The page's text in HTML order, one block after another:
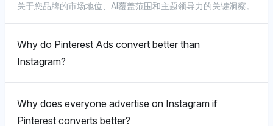
Grok同等突出Shopify和WooCommerce，各自的可见
性份额为3.4%，表明两者在电子商务转化中都是重要
的，因为它们拥有丰富的功能环境。中性音调反映出无偏
生活方式内容的吸引力。其积极的情感强调了这些平台促
Grok倾向于Instagram（Meta）和Pinterest，均为2.9%
于其可扩展的定价和强大的电子商务功能。
效益通过可及的电子商务工具，而WordPress被视为适
用于基本网站需求的经济实惠选择。
ChatGPT稍微偏向Shopify，认为其可见性份额为6%，
可能由于其强大的电子商务工具用于产品发现，但
Instagram（Meta）和Pinterest（均为5.7%）作为视觉
度，强调它们的发现能力。
关于您品牌的市场地位、AI覆盖范围和主题领导力的关键洞察。
Why do Pinterest Ads convert better than
Instagram?
Why does everyone advertise on Instagram if
Pinterest converts better?